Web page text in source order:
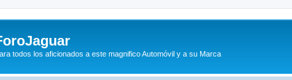
todos los aficionados a este magnifico Automóvil y a su Marca